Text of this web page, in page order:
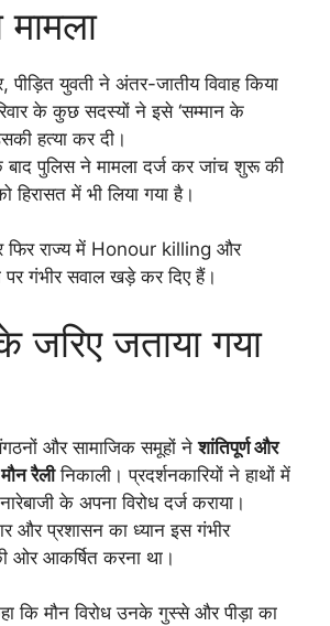
मामला
युवती ने अंतर-जातीय विवाह किया
के कुछ सदस्यों ने इसे ‘सम्मान के
हत्या कर दी।
पुलिस ने मामला दर्ज कर जांच शुरू की
में भी लिया गया है।
फिर राज्य में Honour killing और
पर गंभीर सवाल खड़े कर दिए हैं।
जरिए जताया गया
और सामाजिक समूहों नेशांतिपूर्ण और
रैलीनिकाली। प्रदर्शनकारियों ने हाथों में
के अपना विरोध दर्ज कराया।
और प्रशासन का ध्यान इस गंभीर
ओर आकर्षित करना था।
कि मौन विरोध उनके गुस्से और पीड़ा का